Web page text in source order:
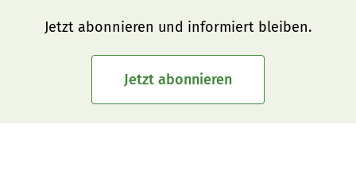
Jetzt abonnieren und informiert bleiben.
Jetzt abonnieren